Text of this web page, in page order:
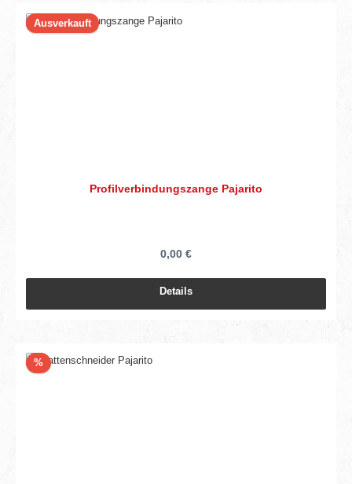
Ausverkauft
Profilverbindungszange Pajarito
0,00 €
Details
%Rabatt